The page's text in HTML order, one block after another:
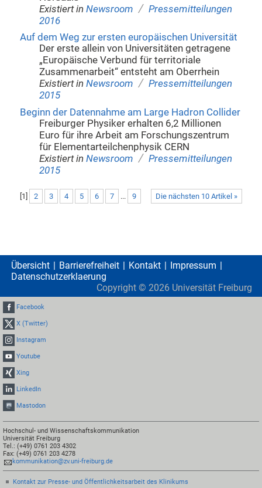
Existiert in Newsroom / Pressemitteilungen
2016
Auf dem Weg zur ersten europäischen Universität
Der erste allein von Universitäten getragene
„Europäische Verbund für territoriale
Zusammenarbeit“ entsteht am Oberrhein
Existiert in Newsroom / Pressemitteilungen
2015
Beginn der Datennahme am Large Hadron Collider
Freiburger Physiker erhalten 6,2 Millionen
Euro für ihre Arbeit am Forschungszentrum
für Elementarteilchenphysik CERN
Existiert in Newsroom / Pressemitteilungen
2015
Die nächsten 10 Artikel »
1 2 3 4 5 6 7 ... 9
Übersicht Barrierefreiheit Kontakt
Impressum
Datenschutzerklaerung
Copyright © 2026 Universität Freiburg
Facebook
X (Twitter)
Instagram
Youtube
Xing
LinkedIn
Mastodon
Hochschul- und Wissenschaftskommunikation
Universität Freiburg
Tel.: (+49) 0761 203 4302
Fax: (+49) 0761 203 4278
kommunikation@zv.uni-freiburg.de
Kontakt zur Presse- und Öffentlichkeitsarbeit des Klinikums